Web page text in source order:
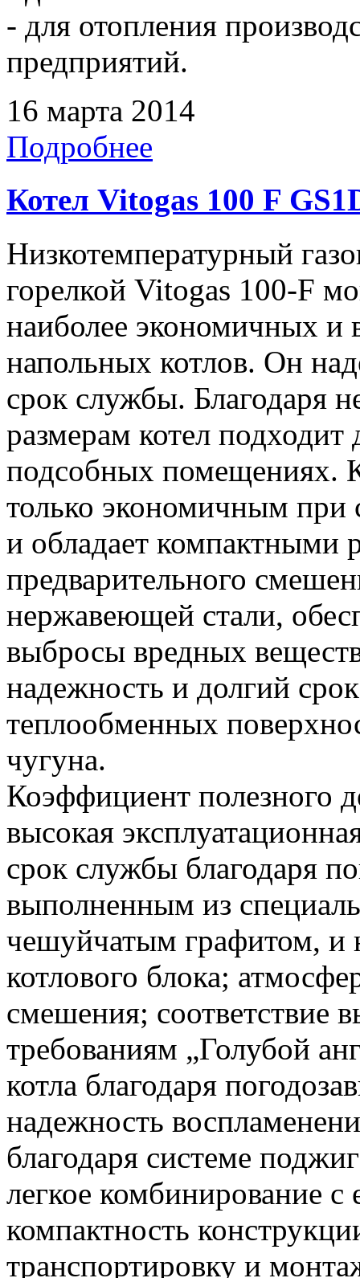
- для отопления
предприятий.
16 марта 2014
Подробнее
Котел Vitogas 100 F
Низкотемпературный
горелкой Vitogas 100-F
наиболее экономичных и
напольных котлов. Он
срок службы. Благодаря
размерам котел
подсобных помещениях.
только экономичным при
и обладает компактными
предварительного
нержавеющей стали,
выбросы вредных
надежность и долгий
теплообменных
чугуна.
Коэффициент полезного
высокая
срок службы благодаря
выполненным из
чешуйчатым графитом, и
котлового блока;
смешения; соответствие
требованиям „Голубой
котла благодаря
надежность
благодаря системе
легкое комбинирование
компактность
транспортировку и